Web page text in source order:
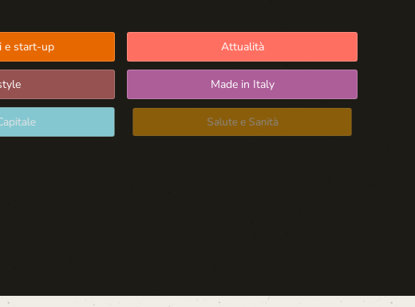
e start-up Attualità
Made in Italy
Salute e Sanità